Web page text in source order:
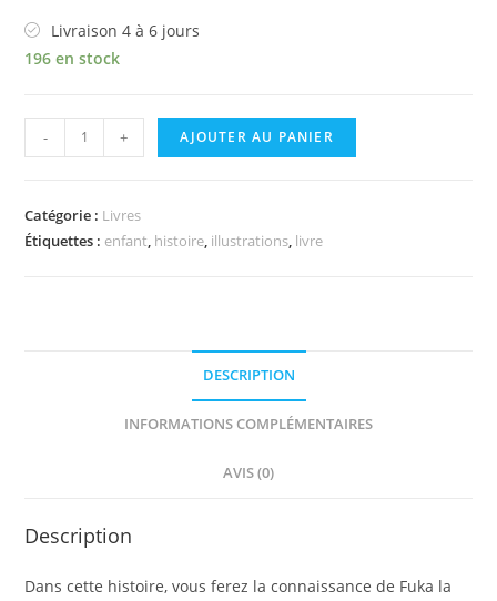
Livraison 4 à 6 jours
196 en stock
quantité
de
au
carnaval
- + AJOUTER AU PANIER
Catégorie : Livres
Étiquettes : enfant, histoire, illustrations, livre
DESCRIPTION
INFORMATIONS COMPLÉMENTAIRES
AVIS (0)
Description
Dans cette histoire, vous ferez la connaissance de Fuka la